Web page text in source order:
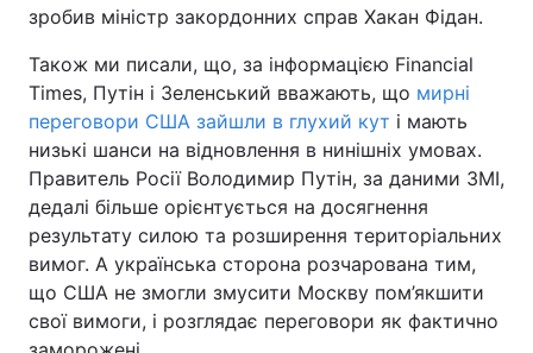
зробив міністр закордонних справ Хакан Фідан.
Також ми писали, що, за інформацією Financial
Times, Путін і Зеленський вважають, що мирні
переговори США зайшли в глухий кут і мають
низькі шанси на відновлення в нинішніх умовах.
Правитель Росії Володимир Путін, за даними ЗМІ,
дедалі більше орієнтується на досягнення
результату силою та розширення територіальних
вимог. А українська сторона розчарована тим,
що США не змогли змусити Москву пом’якшити
свої вимоги, і розглядає переговори як фактично